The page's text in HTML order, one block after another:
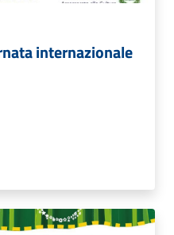
internazionale